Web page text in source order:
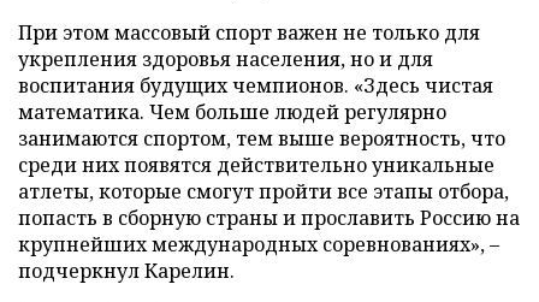
При этом массовый спорт важен не только для
укрепления здоровья населения, но и для
воспитания будущих чемпионов. «Здесь чистая
математика. Чем больше людей регулярно
занимаются спортом, тем выше вероятность, что
среди них появятся действительно уникальные
атлеты, которые смогут пройти все этапы отбора,
попасть в сборную страны и прославить Россию на
крупнейших международных соревнованиях», –
подчеркнул Карелин.